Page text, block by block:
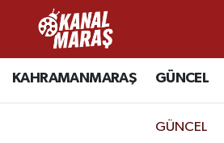
KAHRAMANMARAŞ GÜNCEL
GÜNCEL
CANLI YAYIN
KAHRAMANMARAŞ
Kahramanmaraş Nöbetçi
Kahramanmaraş Hava